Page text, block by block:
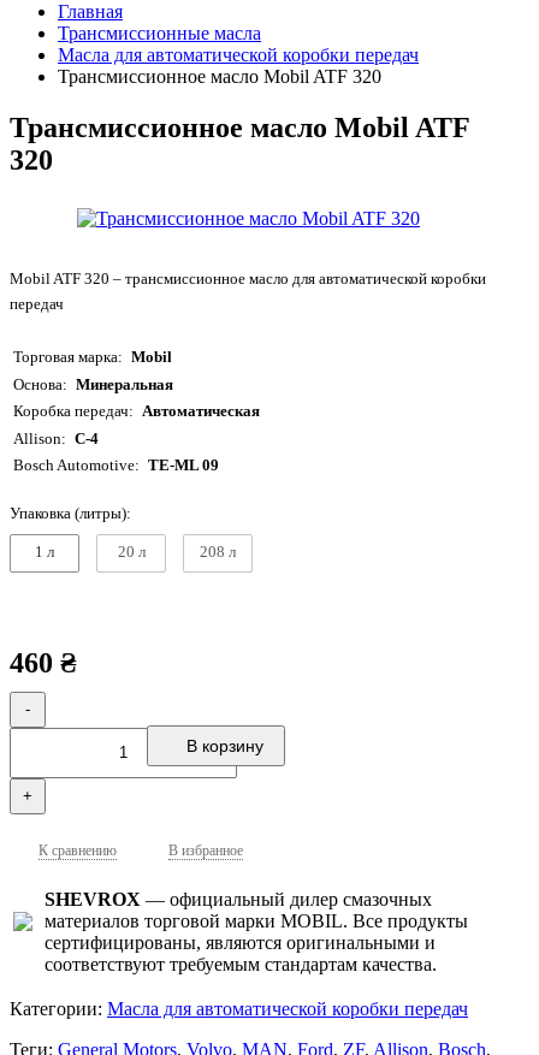
Главная
Трансмиссионные масла
Масла для автоматической коробки передач
Трансмиссионное масло Mobil ATF 320
Трансмиссионное масло Mobil ATF
320
Mobil ATF 320 – трансмиссионное масло для автоматической коробки
передач
Торговая марка
Mobil
Основа
Минеральная
Коробка передач
Автоматическая
Allison
C-4
Bosch Automotive
TE-ML 09
Упаковка (литры):
1 л 20 л 208 л
460 ₴
-
+
В корзину
К сравнению В избранное
SHEVROX — официальный дилер смазочных
материалов торговой марки MOBIL. Все продукты
сертифицированы, являются оригинальными и
соответствуют требуемым стандартам качества.
Категории: Масла для автоматической коробки передач
Теги: General Motors, Volvo, MAN, Ford, ZF, Allison, Bosch,